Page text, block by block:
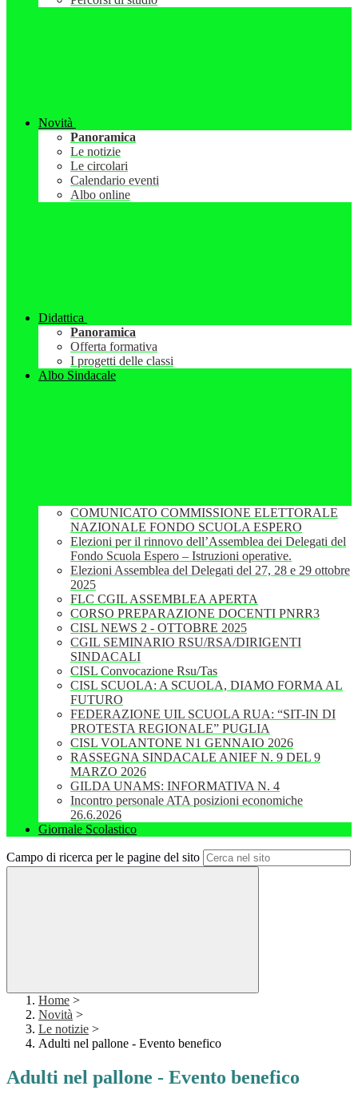
Novità
Panoramica
Le notizie
Le circolari
Calendario eventi
Albo online
Didattica
Panoramica
Offerta formativa
I progetti delle classi
Albo Sindacale
COMUNICATO COMMISSIONE ELETTORALE
NAZIONALE FONDO SCUOLA ESPERO
Elezioni per il rinnovo dell’Assemblea dei Delegati del
Fondo Scuola Espero – Istruzioni operative.
Elezioni Assemblea del Delegati del 27, 28 e 29 ottobre
2025
FLC CGIL ASSEMBLEA APERTA
CORSO PREPARAZIONE DOCENTI PNRR3
CISL NEWS 2 - OTTOBRE 2025
CGIL SEMINARIO RSU/RSA/DIRIGENTI
SINDACALI
CISL Convocazione Rsu/Tas
CISL SCUOLA: A SCUOLA, DIAMO FORMA AL
FUTURO
FEDERAZIONE UIL SCUOLA RUA: “SIT-IN DI
PROTESTA REGIONALE” PUGLIA
CISL VOLANTONE N1 GENNAIO 2026
RASSEGNA SINDACALE ANIEF N. 9 DEL 9
MARZO 2026
GILDA UNAMS: INFORMATIVA N. 4
Incontro personale ATA posizioni economiche
26.6.2026
Giornale Scolastico
Campo di ricerca per le pagine del sito
Home >
Novità >
Le notizie >
Adulti nel pallone - Evento benefico
Adulti nel pallone - Evento benefico